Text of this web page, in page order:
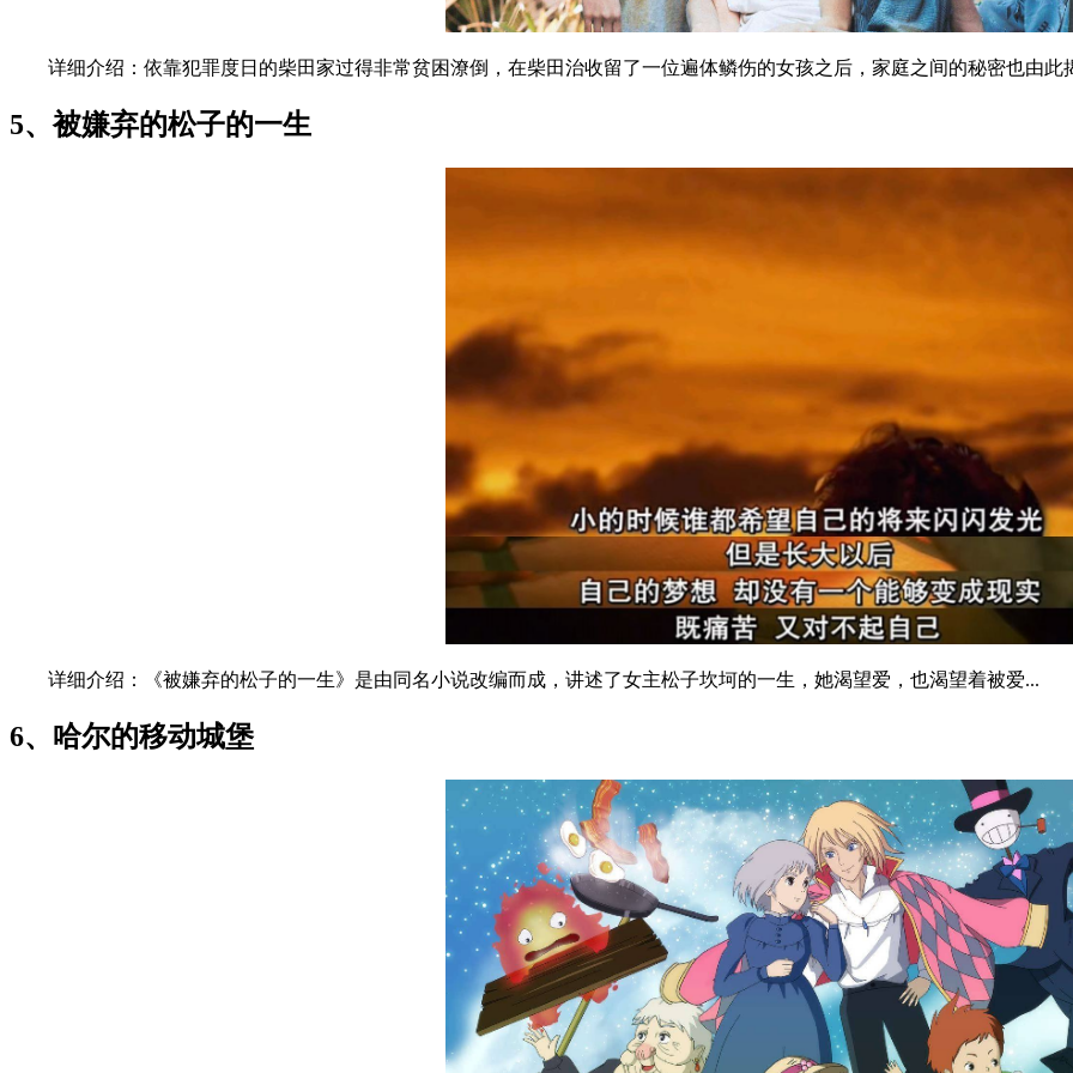
详细介绍：依靠犯罪度日的柴田家过得非常贫困潦倒，在柴田治收留了一位遍体鳞伤的女孩之后，家庭之间的秘密也由此
5、被嫌弃的松子的一生
详细介绍：《被嫌弃的松子的一生》是由同名小说改编而成，讲述了女主松子坎坷的一生，她渴望爱，也渴望着被爱...
6、哈尔的移动城堡